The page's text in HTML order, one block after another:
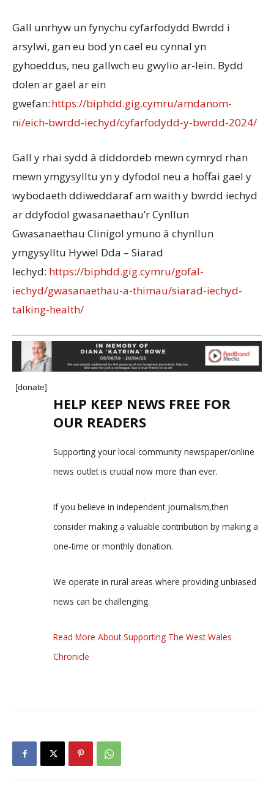
Gall unrhyw un fynychu cyfarfodydd Bwrdd i
arsylwi, gan eu bod yn cael eu cynnal yn
gyhoeddus, neu gallwch eu gwylio ar-lein. Bydd
dolen ar gael ar ein
gwefan:https://biphdd.gig.cymru/amdanom-
ni/eich-bwrdd-iechyd/cyfarfodydd-y-bwrdd-2024/
Gall y rhai sydd â diddordeb mewn cymryd rhan
mewn ymgysylltu yn y dyfodol neu a hoffai gael y
wybodaeth ddiweddaraf am waith y bwrdd iechyd
ar ddyfodol gwasanaethau’r Cynllun
Gwasanaethau Clinigol ymuno â chynllun
ymgysylltu Hywel Dda – Siarad
Iechyd: https://biphdd.gig.cymru/gofal-
iechyd/gwasanaethau-a-thimau/siarad-iechyd-
talking-health/
[donate]
HELP KEEP NEWS FREE FOR
OUR READERS
Supporting your local community newspaper/online
news outlet is crucial now more than ever.
If you believe in independent journalism,then
consider making a valuable contribution by making a
one-time or monthly donation.
We operate in rural areas where providing unbiased
news can be challenging.
Read More About Supporting The West Wales
Chronicle